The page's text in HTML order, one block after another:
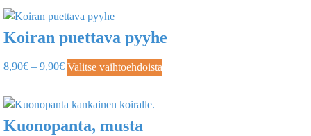
Koiran puettava pyyhe
8,90€ – 9,90€ Valitse vaihtoehdoista
Kuonopanta, musta